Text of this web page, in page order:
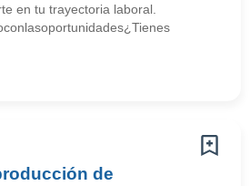
en tu trayectoria laboral.
de